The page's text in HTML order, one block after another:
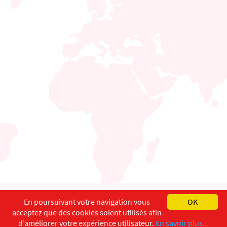
English Français
Copyright ©ISEC-AdW Impressum
OK
En poursuivant votre navigation vous
acceptez que des cookies soient utilisés afin
d’améliorer votre expérience utilisateur. En savoir plus...